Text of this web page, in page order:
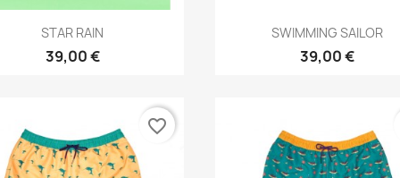
Aperçu rapide
STAR RAIN
39,00 €
Aperçu rapide
SWIMMING SAILOR
39,00 €
favorite_border